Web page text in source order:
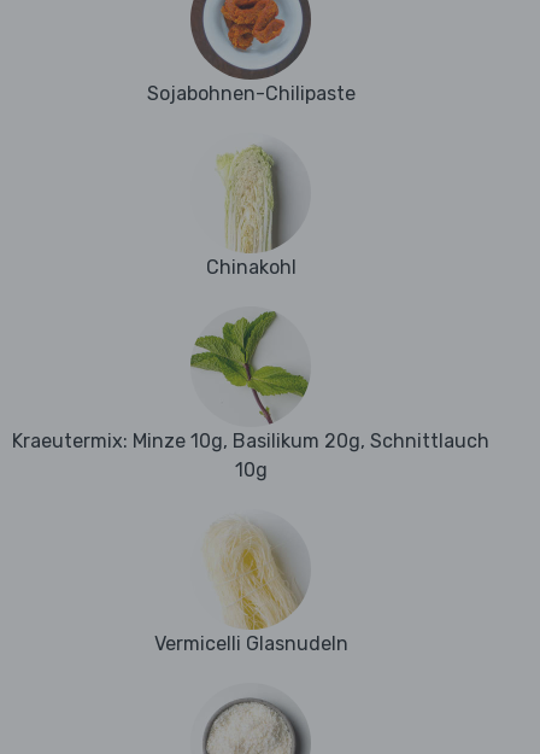
Sojabohnen-Chilipaste
Chinakohl
Kraeutermix: Minze 10g, Basilikum 20g, Schnittlauch
10g
Vermicelli Glasnudeln